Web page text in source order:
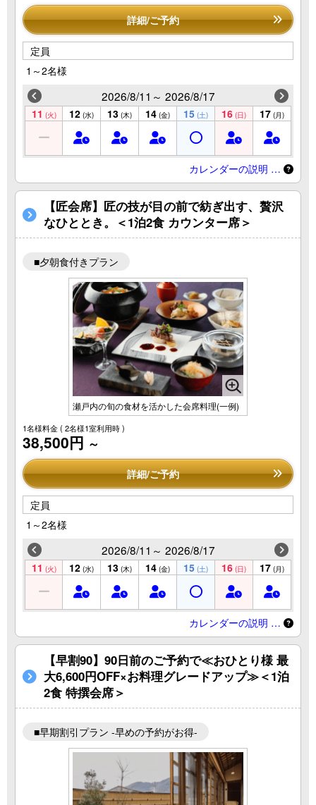
詳細/ご予約
定員
1～2名様
2026/8/11～ 2026/8/17
11 (火) 12 (水) 13 (木) 14 (金) 15 (土) 16 (日) 17 (月)
カレンダーの説明 …
【匠会席】匠の技が目の前で紡ぎ出す、贅沢
なひととき。＜1泊2食 カウンター席＞
■夕朝食付きプラン
瀬戸内の旬の食材を活かした会席料理(一例)
1名様料金( 2名様1室利用時 )
38,500円 ～
詳細/ご予約
定員
1～2名様
2026/8/11～ 2026/8/17
11 (火) 12 (水) 13 (木) 14 (金) 15 (土) 16 (日) 17 (月)
カレンダーの説明 …
【早割90】90日前のご予約で≪おひとり様 最
大6,600円OFF×お料理グレードアップ≫＜1泊
2食 特撰会席＞
■早期割引プラン -早めの予約がお得-